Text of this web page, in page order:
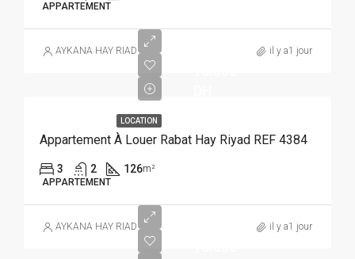
APPARTEMENT
AYKANA HAY RIAD il y a1 jour
LOCATION
Appartement À Louer Rabat Hay Riyad REF 4384
3 2 126m²
APPARTEMENT
AYKANA HAY RIAD il y a1 jour